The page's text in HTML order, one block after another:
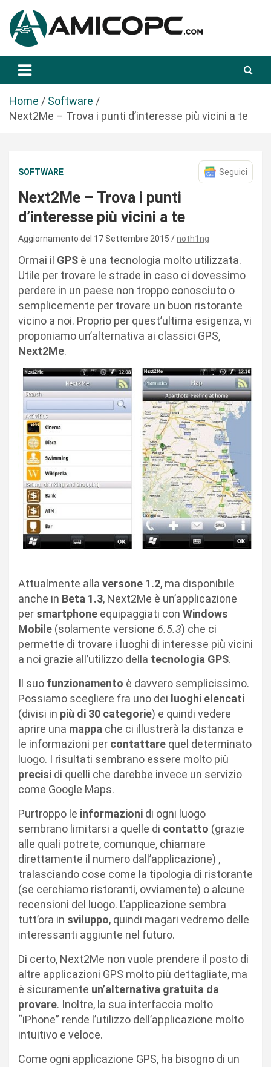
a
Amicopc.com
Home
Software
Next2Me – Trova i punti d’interesse più vicini a te
SOFTWARE Seguici
Next2Me – Trova i punti
d’interesse più vicini a te
Aggiornamento del 17 Settembre 2015 noth1ng
Ormai il GPS è una tecnologia molto utilizzata.
Utile per trovare le strade in caso ci dovessimo
perdere in un paese non troppo conosciuto o
semplicemente per trovare un buon ristorante
vicino a noi. Proprio per quest’ultima esigenza, vi
proponiamo un’alternativa ai classici GPS,
Next2Me.
Attualmente alla versone 1.2, ma disponibile
anche in Beta 1.3, Next2Me è un’applicazione
per smartphone equipaggiati con Windows
Mobile (solamente versione 6.5.3) che ci
permette di trovare i luoghi di interesse più vicini
a noi grazie all’utilizzo della tecnologia GPS.
Il suo funzionamento è davvero semplicissimo.
Possiamo scegliere fra uno dei luoghi elencati
(divisi in più di 30 categorie) e quindi vedere
aprire una mappa che ci illustrerà la distanza e
le informazioni per contattare quel determinato
luogo. I risultati sembrano essere molto più
precisi di quelli che darebbe invece un servizio
come Google Maps.
Purtroppo le informazioni di ogni luogo
sembrano limitarsi a quelle di contatto (grazie
alle quali potrete, comunque, chiamare
direttamente il numero dall’applicazione) ,
tralasciando cose come la tipologia di ristorante
(se cerchiamo ristoranti, ovviamente) o alcune
recensioni del luogo. L’applicazione sembra
tutt’ora in sviluppo, quindi magari vedremo delle
interessanti aggiunte nel futuro.
Di certo, Next2Me non vuole prendere il posto di
altre applicazioni GPS molto più dettagliate, ma
è sicuramente un’alternativa gratuita da
provare. Inoltre, la sua interfaccia molto
“iPhone” rende l’utilizzo dell’applicazione molto
intuitivo e veloce.
Come ogni applicazione GPS, ha bisogno di un